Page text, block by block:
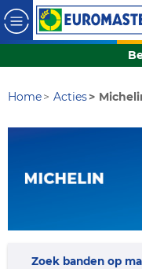
Home Acties
Zoek banden op